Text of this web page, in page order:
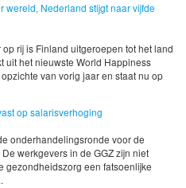
wereld, Nederland stijgt naar vijfde
rij is Finland uitgeroepen tot het land
uit het nieuwste World Happiness
van vorig jaar en staat nu op
op salarisverhoging
onderhandelingsronde voor de
werkgevers in de GGZ zijn niet
gezondheidszorg een fatsoenlijke